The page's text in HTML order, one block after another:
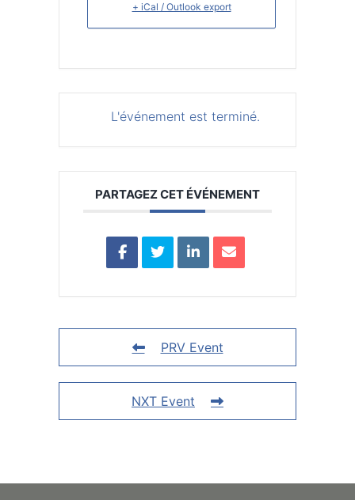
+ iCal / Outlook export
L'événement est terminé.
PARTAGEZ CET ÉVÉNEMENT
PRV Event
NXT Event